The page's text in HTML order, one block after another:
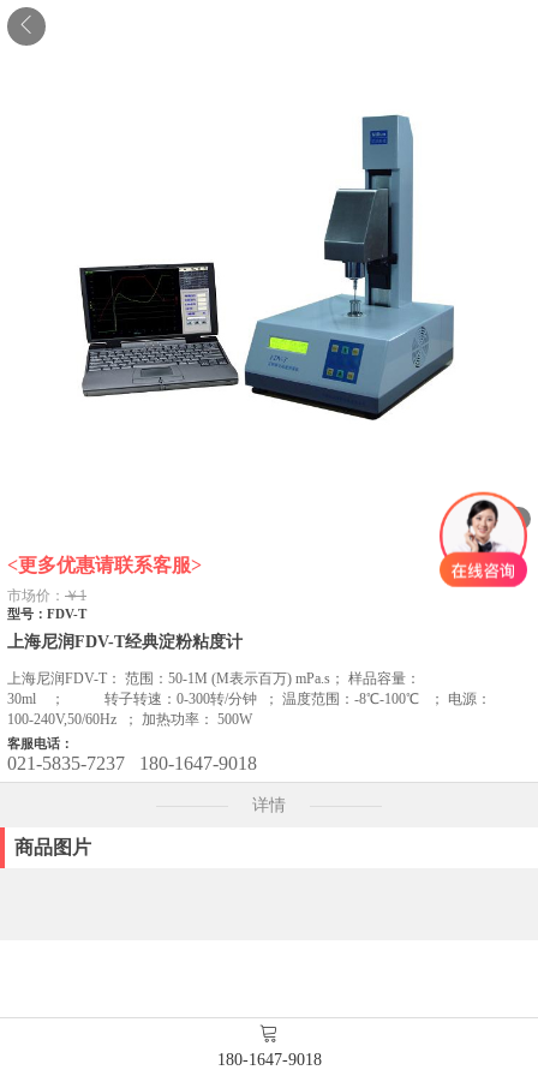
1/
<更多优惠请联系客服>
市场价： ￥1
型号：FDV-T
上海尼润FDV-T经典淀粉粘度计
上海尼润FDV-T： 范围：50-1M (M表示百万) mPa.s； 样品容量：
30ml ； 转子转速：0-300转/分钟 ； 温度范围：-8℃-100℃ ； 电源：
100-240V,50/60Hz ； 加热功率： 500W
客服电话：
021-5835-7237 180-1647-9018
详情
商品图片
180-1647-9018